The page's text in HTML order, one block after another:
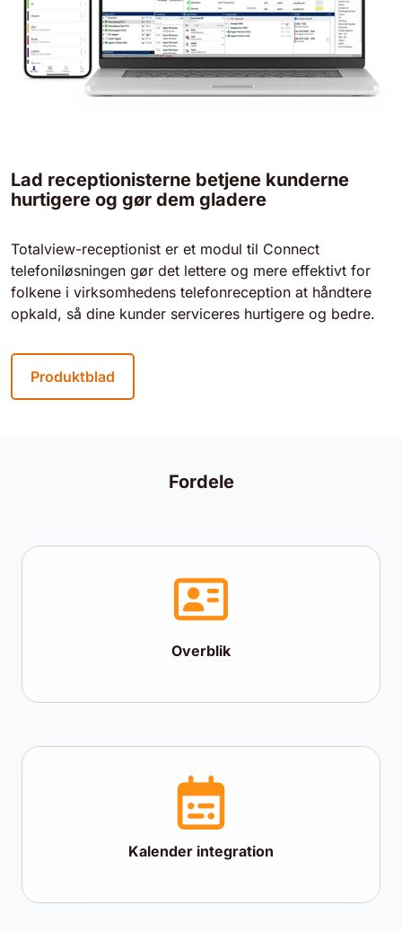
Lad receptionisterne betjene kunderne
hurtigere og gør dem gladere
Totalview-receptionist er et modul til Connect
telefoniløsningen gør det lettere og mere effektivt for
folkene i virksomhedens telefonreception at håndtere
opkald, så dine kunder serviceres hurtigere og bedre.
Produktblad
Fordele
Overblik
Kalender integration